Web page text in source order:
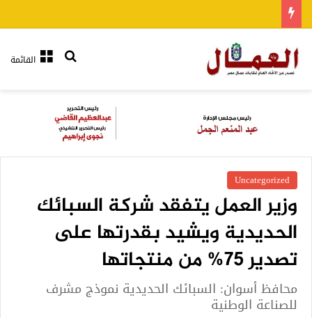
القائمةبحث عن
Uncategorized
وزير العمل يتفقد شركة السبائك
الحديدية ويشيد بقدرتها على
تصدير 75% من منتجاتها
محافظ أسوان: السبائك الحديدية نموذج مشرف
للصناعة الوطنية